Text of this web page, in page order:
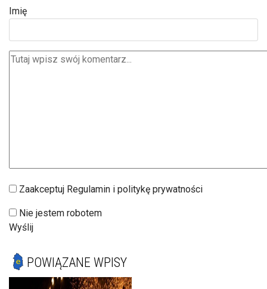
Imię
Zaakceptuj Regulamin i politykę prywatności
Nie jestem robotem
Wyślij
POWIĄZANE WPISY